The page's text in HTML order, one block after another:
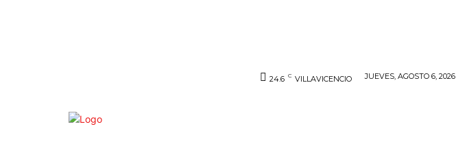
24.6 C VILLAVICENCIO JUEVES, AGOSTO 6, 2026